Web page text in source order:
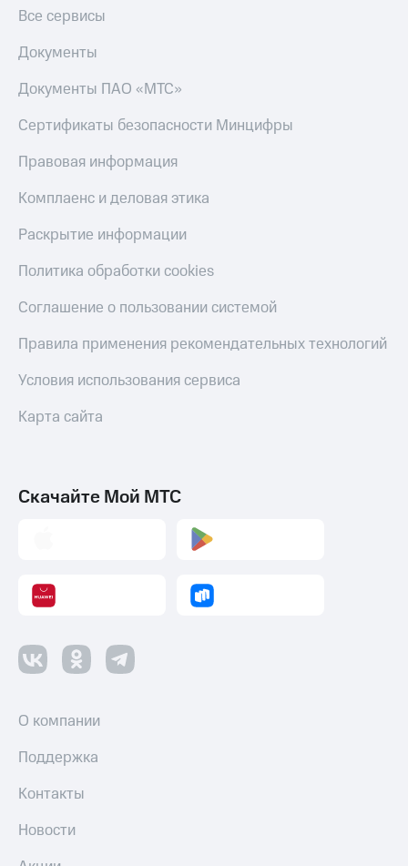
Все сервисы
Документы
Документы ПАО «МТС»
Сертификаты безопасности Минцифры
Правовая информация
Комплаенс и деловая этика
Раскрытие информации
Политика обработки cookies
Соглашение о пользовании системой
Правила применения рекомендательных технологий
Условия использования сервиса
Карта сайта
Скачайте Мой МТС
О компании
Поддержка
Контакты
Новости